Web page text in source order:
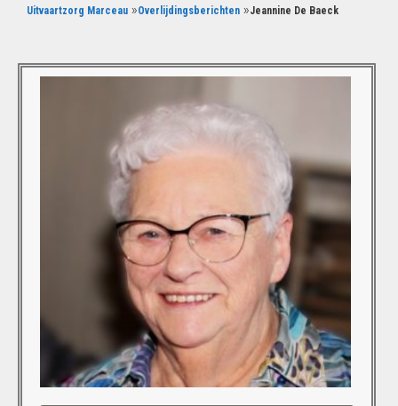
Uitvaartzorg Marceau »Overlijdingsberichten »Jeannine De Baeck